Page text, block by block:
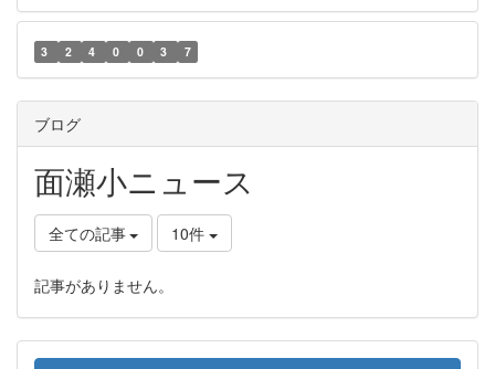
3 2 4 0 0 3 7
ブログ
面瀬小ニュース
全ての記事 10件
記事がありません。